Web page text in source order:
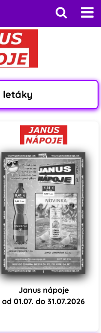
letáky
Janus nápoje
od 01.07. do 31.07.2026